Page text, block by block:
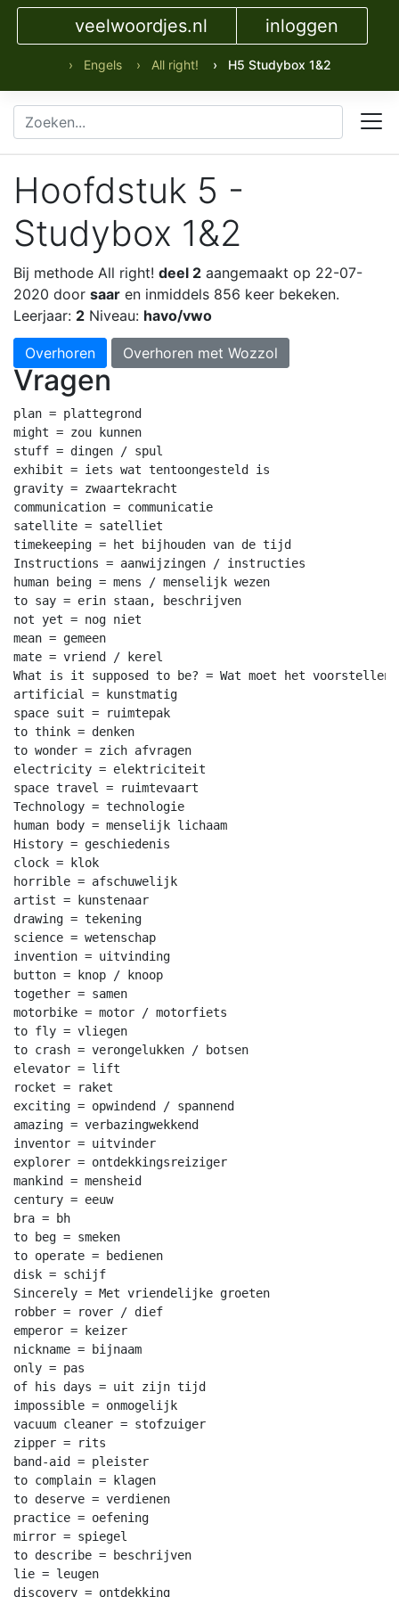
veelwoordjes.nl inloggen
› Engels › All right! › H5 Studybox 1&2
Hoofdstuk 5 -
Studybox 1&2
Bij methode All right! deel 2 aangemaakt op 22-07-
2020 door saar en inmiddels 856 keer bekeken.
Leerjaar: 2 Niveau: havo/vwo
Overhoren Overhoren met Wozzol
Vragen
plan = plattegrond
might = zou kunnen
stuff = dingen / spul
exhibit = iets wat tentoongesteld is
gravity = zwaartekracht
communication = communicatie
satellite = satelliet
timekeeping = het bijhouden van de tijd
Instructions = aanwijzingen / instructies
human being = mens / menselijk wezen
to say = erin staan, beschrijven
not yet = nog niet
mean = gemeen
mate = vriend / kerel
What is it supposed to be? = Wat moet het voorstellen?
artificial = kunstmatig
space suit = ruimtepak
to think = denken
to wonder = zich afvragen
electricity = elektriciteit
space travel = ruimtevaart
Technology = technologie
human body = menselijk lichaam
History = geschiedenis
clock = klok
horrible = afschuwelijk
artist = kunstenaar
drawing = tekening
science = wetenschap
invention = uitvinding
button = knop / knoop
together = samen
motorbike = motor / motorfiets
to fly = vliegen
to crash = verongelukken / botsen
elevator = lift
rocket = raket
exciting = opwindend / spannend
amazing = verbazingwekkend
inventor = uitvinder
explorer = ontdekkingsreiziger
mankind = mensheid
century = eeuw
bra = bh
to beg = smeken
to operate = bedienen
disk = schijf
Sincerely = Met vriendelijke groeten
robber = rover / dief
emperor = keizer
nickname = bijnaam
only = pas
of his days = uit zijn tijd
impossible = onmogelijk
vacuum cleaner = stofzuiger
zipper = rits
band-aid = pleister
to complain = klagen
to deserve = verdienen
practice = oefening
mirror = spiegel
to describe = beschrijven
lie = leugen
discovery = ontdekking